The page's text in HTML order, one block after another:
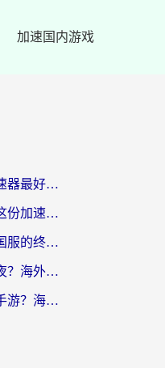
加速国内游戏
在欧洲玩晶核用什么加速器最好呢？一个老玩家的真心话
海外玩新寻仙总卡顿？这份加速器选择指南让你秒回国服流畅体验
从魔兽到蛋仔：海外玩国服的终极加速指南，找到你的专属高速通道
在国外能不能玩星战前夜？海外党国服游戏不卡顿的秘密武器在这里
在印度怎么玩御龙在天手游？海外党畅玩国服的终极生存指南